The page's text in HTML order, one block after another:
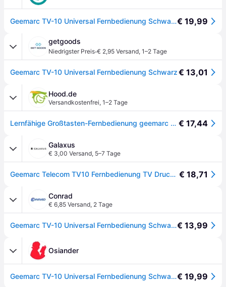
Geemarc TV-10 Universal Fernbedienung Schwarz€ 19,99
getgoods
Niedrigster Preis·€ 2,95 Versand, 1–2 Tage
Geemarc TV-10 Universal Fernbedienung Schwarz€ 13,01
Hood.de
Versandkostenfrei, 1–2 Tage
Lernfähige Großtasten-Fernbedienung geemarc TV10 für TV, Sat Receiver , Stereo € 17,44
Galaxus
€ 3,00 Versand, 5–7 Tage
Geemarc Telecom TV10 Fernbedienung TV Drucktasten (Universal Fernbedienung), Fernbedienung, Schwarz € 18,71
Conrad
€ 6,85 Versand, 2 Tage
Geemarc TV-10 Universal Fernbedienung Schwarz - [Schwarz]€ 13,99
Osiander
Geemarc TV-10 Universal Fernbedienung Schwarz€ 19,99